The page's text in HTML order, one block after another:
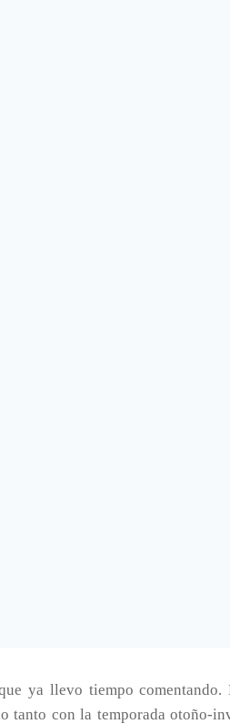
ya llevo tiempo comentando.
tanto con la temporada otoño-